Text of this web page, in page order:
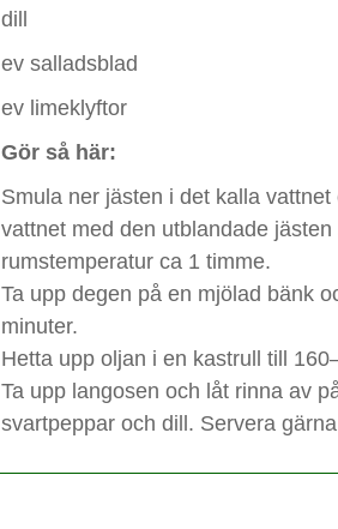
dill
ev salladsblad
ev limeklyftor
Gör så här:
Smula ner jästen i det kalla
vattnet med den utblandade
rumstemperatur ca 1 timme.
Ta upp degen på en mjölad bänk
minuter.
Hetta upp oljan i en kastrull till
Ta upp langosen och låt rinna av
svartpeppar och dill. Servera